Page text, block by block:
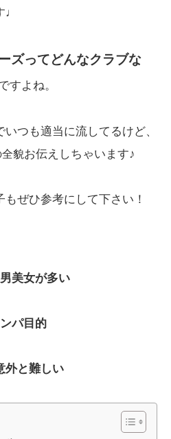
♩
ーズってどんなクラブな
すよね。
つも適当に流してるけど、
全貌お伝えしちゃいます♪
ぜひ参考にして下さい！
美女が多い
パ目的
外と難しい